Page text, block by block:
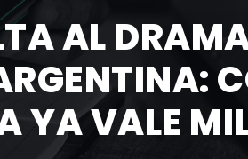
AL
YA VALE